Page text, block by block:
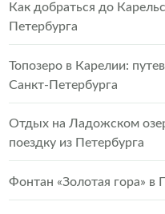
Как добраться до
Петербурга
Топозеро в Карелии:
Санкт-Петербурга
Отдых на Ладожском
поездку из Петербурга
Фонтан «Золотая гора» в